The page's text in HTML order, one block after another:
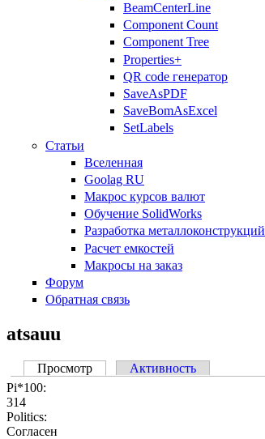
BeamCenterLine
Component Count
Component Tree
Properties+
QR code генератор
SaveAsPDF
SaveBomAsExcel
SetLabels
Статьи
Вселенная
Goolag RU
Макрос курсов валют
Обучение SolidWorks
Разработка металлоконструкций
Расчет емкостей
Макросы на заказ
Форум
Обратная связь
atsauu
Главные вкладки
Просмотр (активная вкладка)
Активность
Pi*100:
314
Politics:
Согласен